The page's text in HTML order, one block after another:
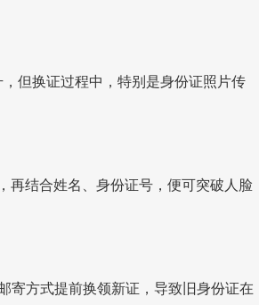
但换证过程中，特别是身份证照片传
再结合姓名、身份证号，便可突破人脸
寄方式提前换领新证，导致旧身份证在